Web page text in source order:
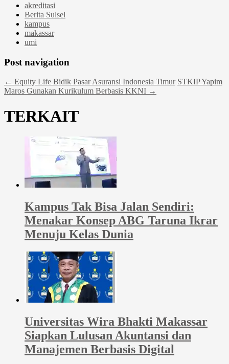
akreditasi
Berita Sulsel
kampus
makassar
umi
Post navigation
← Equity Life Bidik Pasar Asuransi Indonesia Timur STKIP Yapim
Maros Gunakan Kurikulum Berbasis KKNI →
TERKAIT
Kampus Tak Bisa Jalan Sendiri:
Menakar Konsep ABG Taruna Ikrar
Menuju Kelas Dunia
Universitas Wira Bhakti Makassar
Siapkan Lulusan Akuntansi dan
Manajemen Berbasis Digital